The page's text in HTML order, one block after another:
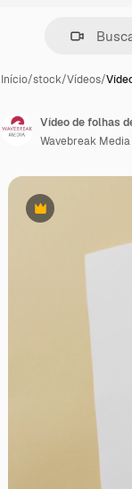
Início/stock/Vídeos/
Premium
Vídeo de folhas
Wavebreak Media